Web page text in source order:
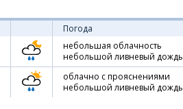
Погода
небольшая облачность
небольшой ливневый дождь
облачно с прояснениями
небольшой ливневый дождь